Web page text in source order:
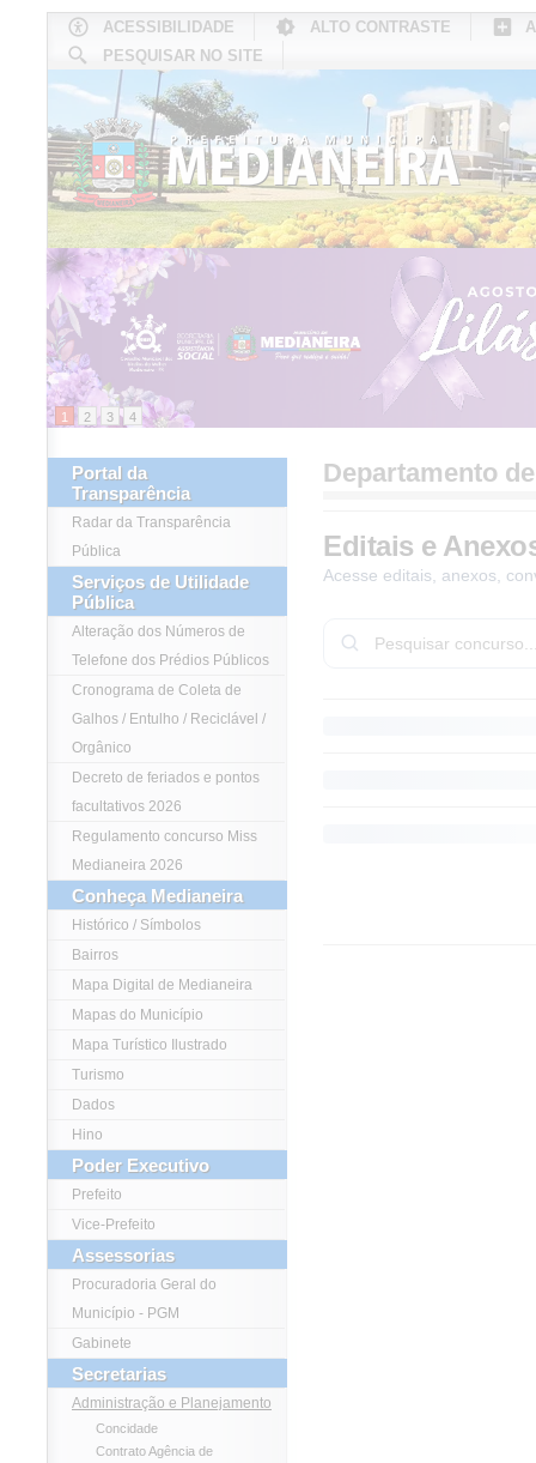
ACESSIBILIDADE ALTO CONTRASTE
PESQUISAR NO SITE
CONHEÇA MEDIANEIRA
1 2 3 4
Portal da
Transparência
Radar da Transparência
Pública
Serviços de Utilidade
Pública
Alteração dos Números de
Telefone dos Prédios Públicos
Cronograma de Coleta de
Galhos / Entulho / Reciclável /
Orgânico
Decreto de feriados e pontos
facultativos 2026
Regulamento concurso Miss
Medianeira 2026
Conheça Medianeira
Histórico / Símbolos
Bairros
Mapa Digital de Medianeira
Mapas do Município
Mapa Turístico Ilustrado
Turismo
Dados
Hino
Poder Executivo
Prefeito
Vice-Prefeito
Assessorias
Procuradoria Geral do
Município - PGM
Gabinete
Secretarias
Administração e Planejamento
Concidade
Contrato Agência de
Departamento
Editais e
Acesse editais, anexos,